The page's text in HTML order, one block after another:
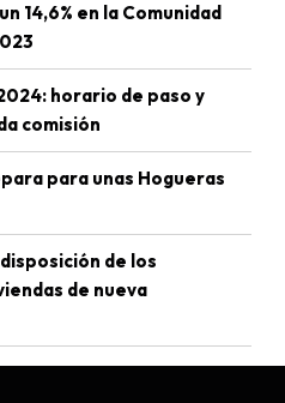
14,6% en la Comunidad
horario de paso y
comisión
para unas Hogueras
de los
de nueva